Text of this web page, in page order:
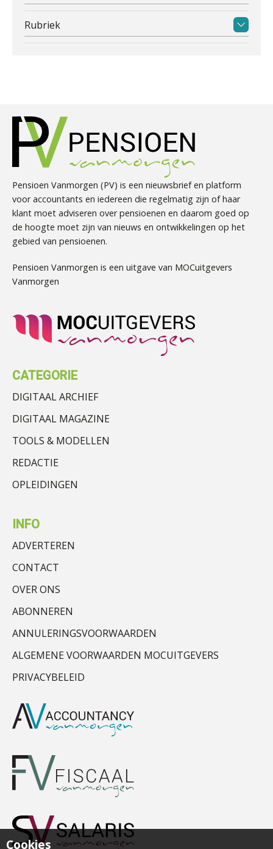
Rubriek
Pensioen Vanmorgen (PV) is een nieuwsbrief en platform
voor accountants en iedereen die regelmatig zijn of haar
klant moet adviseren over pensioenen en daarom goed op
de hoogte moet zijn van nieuws en ontwikkelingen op het
gebied van pensioenen.
Pensioen Vanmorgen is een uitgave van MOCuitgevers
Vanmorgen
CATEGORIE
DIGITAAL ARCHIEF
DIGITAAL MAGAZINE
TOOLS & MODELLEN
REDACTIE
OPLEIDINGEN
INFO
ADVERTEREN
CONTACT
OVER ONS
ABONNEREN
ANNULERINGSVOORWAARDEN
ALGEMENE VOORWAARDEN MOCUITGEVERS
PRIVACYBELEID
Cookies